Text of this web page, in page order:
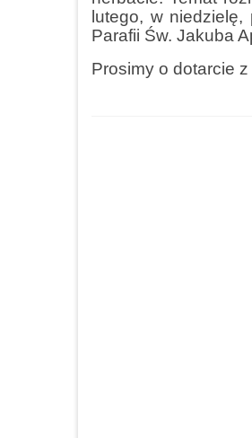
lutego, w
Parafii Św. Jakuba
Prosimy o dotarcie